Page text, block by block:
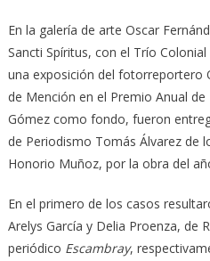
En la galería de arte Oscar
Sancti Spíritus, con el Trío
una exposición del fotorreportero
de Mención en el Premio Anual
Gómez como fondo, fueron
de Periodismo Tomás Álvarez de
Honorio Muñoz, por la obra del
En el primero de los casos
Arelys García y Delia Proenza, de
periódico Escambray,